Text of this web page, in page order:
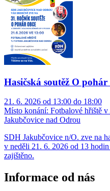
Hasičská soutěž O
21. 6. 2026 od 13:00 do 18:00
Místo konání: Fotbalové hřiště
Jakubčovice nad Odrou
SDH Jakubčovice n/O. zve na
v neděli 21. 6. 2026 od 13
zajištěno.
Informace od nás